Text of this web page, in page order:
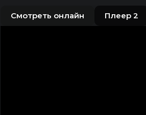
Смотреть онлайн Плеер 2